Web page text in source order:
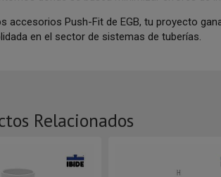
accesorios Push-Fit de EGB, tu proyecto
en el sector de sistemas de tuberías.
Relacionados